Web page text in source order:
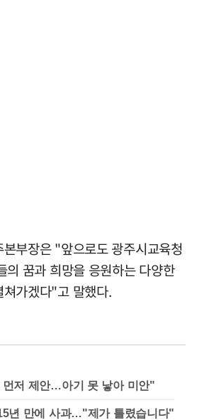
부장은 "앞으로도 광주시교육청
의 꿈과 희망을 응원하는 다양한
가겠다"고 말했다.
저 제안…아기 못 낳아 미안"
년 만에 사과…"제가 틀렸습니다"